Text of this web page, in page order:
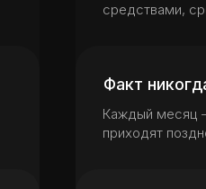
Факт
Каждый месяц
приходят
средствами,